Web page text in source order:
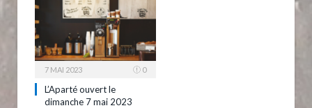
7 MAI 2023 0
L’Aparté ouvert le
dimanche 7 mai 2023